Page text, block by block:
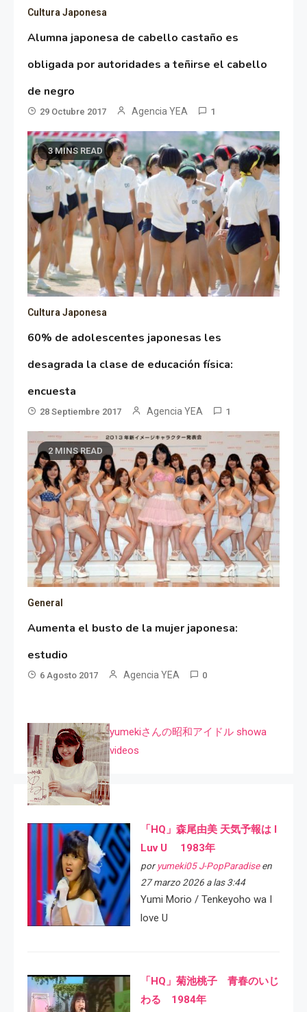
Cultura Japonesa
Alumna japonesa de cabello castaño es
obligada por autoridades a teñirse el cabello
de negro
29 Octubre 2017 Agencia YEA 1
3 MINS READ
Cultura Japonesa
60% de adolescentes japonesas les
desagrada la clase de educación física:
encuesta
28 Septiembre 2017 Agencia YEA 1
2 MINS READ
General
Aumenta el busto de la mujer japonesa:
estudio
6 Agosto 2017 Agencia YEA 0
yumekiさんの昭和アイドル showa
videos
「HQ」森尾由美 天気予報は I
Luv U 1983年
por yumeki05 J-PopParadiseen
27 marzo 2026 a las 3:44
Yumi Morio / Tenkeyoho wa I
love U
「HQ」菊池桃子 青春のいじ
わる 1984年